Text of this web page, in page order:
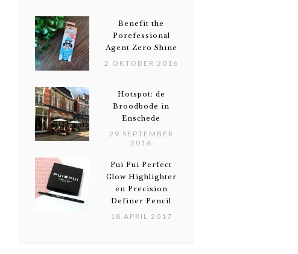
Benefit the
Porefessional
Agent Zero Shine
2 OKTOBER 2016
Hotspot: de
Broodbode in
Enschede
29 SEPTEMBER
2016
Pui Pui Perfect
Glow Highlighter
en Precision
Definer Pencil
18 APRIL 2017